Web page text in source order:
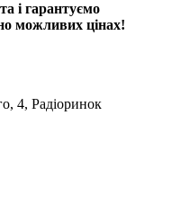
і гарантуємо
можливих цінах!
4, Радіоринок